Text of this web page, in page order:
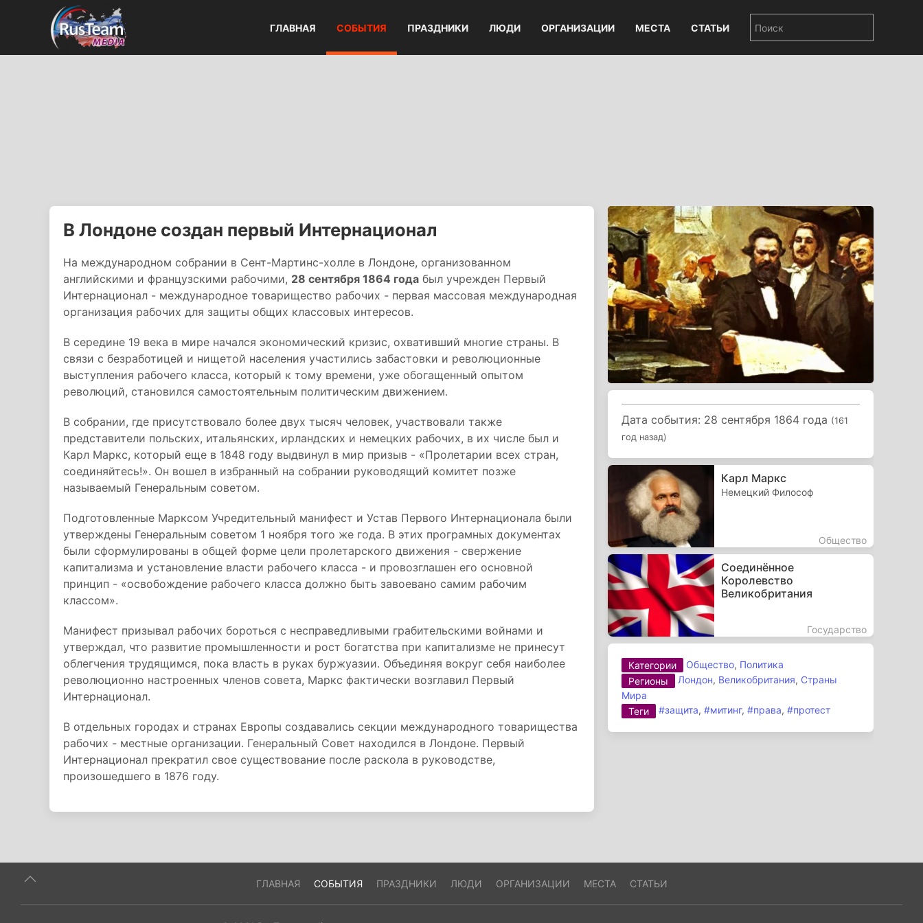
ГЛАВНАЯ СОБЫТИЯ ПРАЗДНИКИ ЛЮДИ ОРГАНИЗАЦИИ МЕСТА СТАТЬИ
В Лондоне создан первый Интернационал
На международном собрании в Сент-Мартинс-холле в Лондоне, организованном
английскими и французскими рабочими, 28 сентября 1864 года был учрежден Первый
Интернационал - международное товарищество рабочих - первая массовая международная
организация рабочих для защиты общих классовых интересов.
В середине 19 века в мире начался экономический кризис, охвативший многие страны. В
связи с безработицей и нищетой населения участились забастовки и революционные
выступления рабочего класса, который к тому времени, уже обогащенный опытом
революций, становился самостоятельным политическим движением.
В собрании, где присутствовало более двух тысяч человек, участвовали также
представители польских, итальянских, ирландских и немецких рабочих, в их числе был и
Карл Маркс, который еще в 1848 году выдвинул в мир призыв - «Пролетарии всех стран,
соединяйтесь!». Он вошел в избранный на собрании руководящий комитет позже
называемый Генеральным советом.
Подготовленные Марксом Учредительный манифест и Устав Первого Интернационала были
утверждены Генеральным советом 1 ноября того же года. В этих програмных документах
были сформулированы в общей форме цели пролетарского движения - свержение
капитализма и установление власти рабочего класса - и провозглашен его основной
принцип - «освобождение рабочего класса должно быть завоевано самим рабочим
классом».
Манифест призывал рабочих бороться с несправедливыми грабительскими войнами и
утверждал, что развитие промышленности и рост богатства при капитализме не принесут
облегчения трудящимся, пока власть в руках буржуазии. Объединяя вокруг себя наиболее
революционно настроенных членов совета, Маркс фактически возглавил Первый
Интернационал.
В отдельных городах и странах Европы создавались секции международного товарищества
рабочих - местные организации. Генеральный Совет находился в Лондоне. Первый
Интернационал прекратил свое существование после раскола в руководстве,
произошедшего в 1876 году.
Дата события: 28 сентября 1864 года (161
год назад)
Карл Маркс
Немецкий Философ
Общество
Соединённое
Королевство
Великобритания
Государство
Категории Общество, Политика
Регионы
Лондон, Великобритания, Страны
Мира
Теги
#защита,#митинг,#права,#протест
ГЛАВНАЯ СОБЫТИЯ ПРАЗДНИКИ ЛЮДИ ОРГАНИЗАЦИИ МЕСТА СТАТЬИ